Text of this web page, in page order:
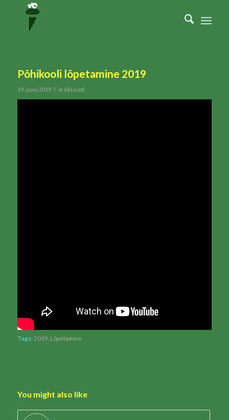
Põhikooli lõpetamine 2019
19. juuni 2019 / in Aktused
Tags: 2019 Lõpetamine
You might also like